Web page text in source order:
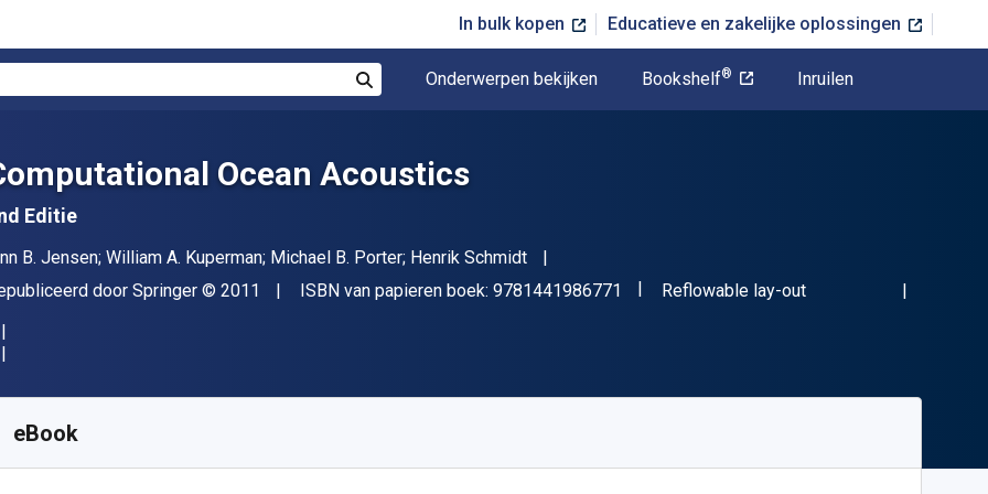
In bulk kopen Educatieve en zakelijke oplossingen
Onderwerpen bekijken Bookshelf® Inruilen
Ocean Acoustics
Editie
B. Jensen; William A. Kuperman; Michael B. Porter; Henrik Schmidt
door Springer Copyright
© 2011 ISBN van papieren boek: 9781441986771 "ISBN-13 9781441986771"
Indeling
Reflowable lay-out
eBook